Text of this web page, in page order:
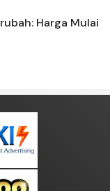
Harga Mulai